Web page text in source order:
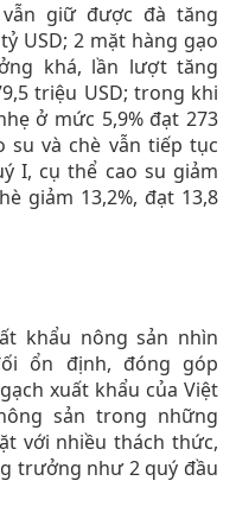
giữ được đà tăng
USD; 2 mặt hàng gạo
khá, lần lượt tăng
triệu USD; trong khi
ở mức 5,9% đạt 273
su và chè vẫn tiếp tục
I, cụ thể cao su giảm
giảm 13,2%, đạt 13,8
khẩu nông sản nhìn
ổn định, đóng góp
xuất khẩu của Việt
sản trong những
với nhiều thách thức,
trưởng như 2 quý đầu